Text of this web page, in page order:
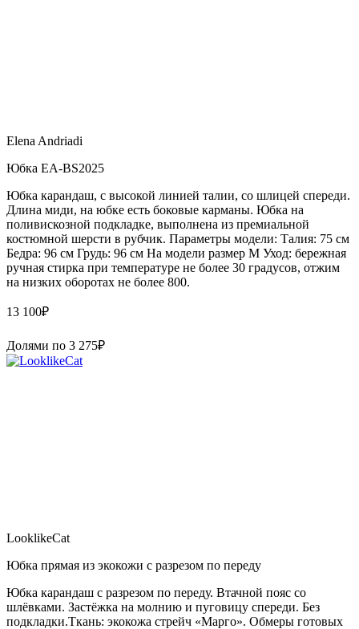
Elena Andriadi
Юбка EA-BS2025
Юбка карандаш, с высокой линией талии, со шлицей спереди.
Длина миди, на юбке есть боковые карманы. Юбка на
поливискозной подкладке, выполнена из премиальной
костюмной шерсти в рубчик. Параметры модели: Талия: 75 см
Бедра: 96 см Грудь: 96 см На модели размер M Уход: бережная
ручная стирка при температуре не более 30 градусов, отжим
на низких оборотах не более 800.
13 100₽
Долями по 3 275₽
LooklikeCat
Юбка прямая из экокожи с разрезом по переду
Юбка карандаш с разрезом по переду. Втачной пояс со
шлёвками. Застёжка на молнию и пуговицу спереди. Без
подкладки.Ткань: экокожа стрейч «Марго». Обмеры готовых